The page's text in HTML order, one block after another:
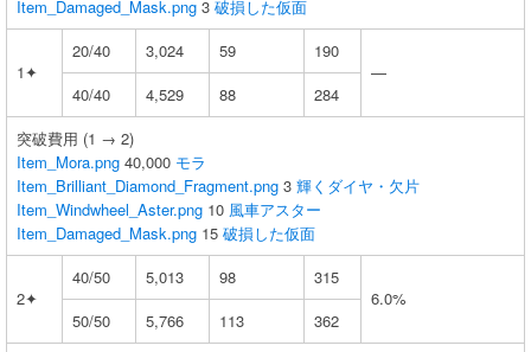
Item_Damaged_Mask.png 3 破損した仮面
1✦
20/40 3,024 59
190
—
40/40
4,529 88
284
突破費用 (1 → 2)
Item_Mora.png 40,000 モラ
Item_Brilliant_Diamond_Fragment.png 3 輝くダイヤ・欠片
Item_Windwheel_Aster.png 10 風車アスター
Item_Damaged_Mask.png 15 破損した仮面
2✦
40/50 5,013 98
315
6.0%
50/50
5,766 113
362